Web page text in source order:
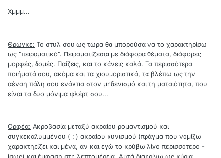
Χμμμ...
Θρώγκε: Το στυλ σου ως τώρα θα μπορούσα να το χαρακτηρίσω
ως "πειραματικό". Πειραματίζεσαι με διάφορα θέματα, διάφορες
μορφές, δομές. Παίζεις, και το κάνεις καλά. Τα περισσότερα
ποιήματά σου, ακόμα και τα χιουμοριστικά, τα βλέπω ως την
αέναη πάλη σου ενάντια στον μηδενισμό και τη ματαιότητα, που
είναι τα δυο μόνιμα φλέρτ σου...
Ορφέα: Ακροβασία μεταξύ ακραίου ρομαντισμού και
συγκεκαλυμμένου ( ; ) ακραίου κυνισμού (πράγμα που νομίζω
χαρακτηρίζει και μένα, αν και εγώ το κρύβω λίγο περισσότερο -
ίσως) και έμφαση στη λεπτομέρεια. Αυτά διακρίνω ως κύρια